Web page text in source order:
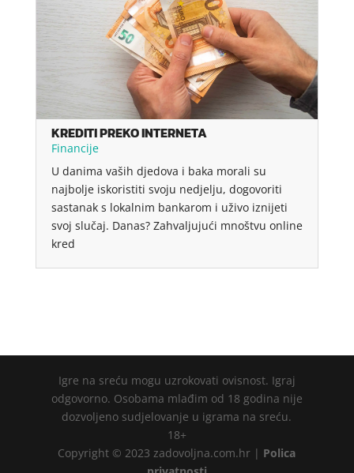
KREDITI PREKO INTERNETA
Financije
U danima vaših djedova i baka morali su
najbolje iskoristiti svoju nedjelju, dogovoriti
sastanak s lokalnim bankarom i uživo iznijeti
svoj slučaj. Danas? Zahvaljujući mnoštvu online
kred
Igre na sreću mogu uzrokovati ovisnost. Igraj
odgovorno. Osobama mlađim od 18 godina nije
dozvoljeno sudjelovanje u igrama na sreću.
18+
Copyright © 2023 zadovoljna.com.hr | Polica